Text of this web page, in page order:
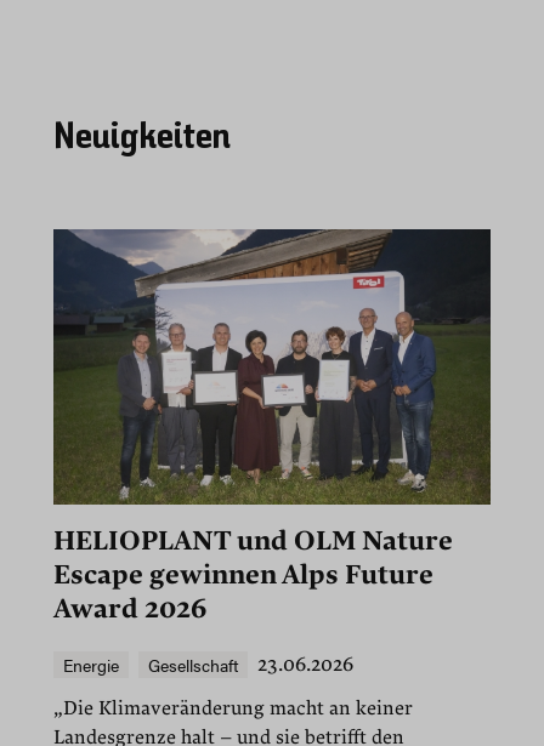
Neuigkeiten
HELIOPLANT und OLM Nature
Escape gewinnen Alps Future
Award 2026
Energie Gesellschaft
23.06.2026
„Die Klimaveränderung macht an keiner
Landesgrenze halt – und sie betrifft den